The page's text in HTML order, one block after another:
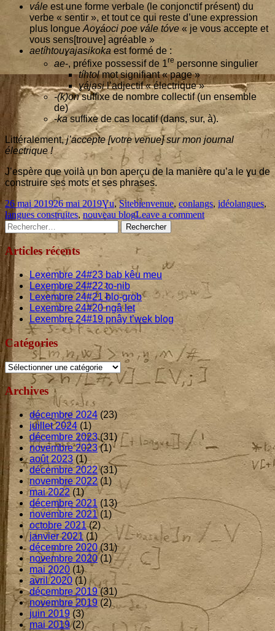
vále est une forme ver­bale (le conjonc­tif pré­sent) du
verbe « sen­tir », et tout ce qui reste d’une expres­sion
plus longue Aoɣáo­ci poe vále tóve « je vous accepte et
vous sens[trouve] agréable »
aetíh­touɣa­ja­si­ko­kaest for­mé de :
ae-, pré­fixe pos­ses­sif de 1re per­sonne singulier
tíh­tolmot signi­fiant « page »
ɣája­sil’ad­jec­tif « électrique »
-(k)onsuf­fixe de nombre col­lec­tif (un ensemble
de)
-kasuf­fixe de cas loca­tif (dans, sur, à).
Lit­té­ra­le­ment,j’ac­cepte [votre venue] sur mon jour­nal
électrique !
J’es­père que voi­là un bon aper­çu de la manière qu’a le ɣu de
construire ses mots et ses phrases.
Published
on
26 mai 201926 mai 2019Categories
Ɣu,SiteTags
bienvenue, conlangs, idéolangues,
langues construites,nouveau blogLeave a commenton
Vále
Main
Sidebar
Rechercher :
Articles récents
Lexembre 24#23bab kêu meu
Lexembre 24#22to-nib
Lexembre24#21blo-grob
Lexembre24#20ngâ let
Lexembre24#19 pnây t’wek blog
Catégories
Catégories
Archives
décembre 2024 (23)
juillet 2024 (1)
décembre 2023(31)
novembre 2023(1)
août 2023 (1)
décembre 2022(31)
novembre 2022(1)
mai 2022 (1)
décembre 2021 (13)
novembre 2021(1)
octobre 2021(2)
janvier 2021(1)
décembre 2020(31)
novembre 2020(1)
mai 2020 (1)
avril 2020 (1)
décembre 2019(31)
novembre 2019(2)
juin 2019 (3)
mai 2019(2)